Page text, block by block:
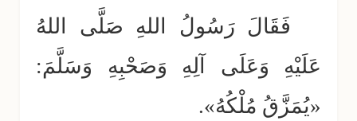
فَقَالَ رَسُولُ اللهِ صَلَّى اللهُ
عَلَيْهِ وَعَلَى آلِهِ وَصَحْبِهِ وَسَلَّمَ:
«يُمَزَّقُ مُلْكُهُ».